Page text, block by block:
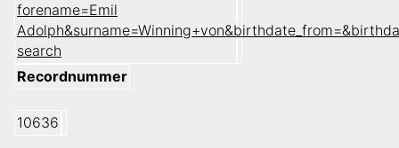
forename=Emil
search
Recordnummer
10636